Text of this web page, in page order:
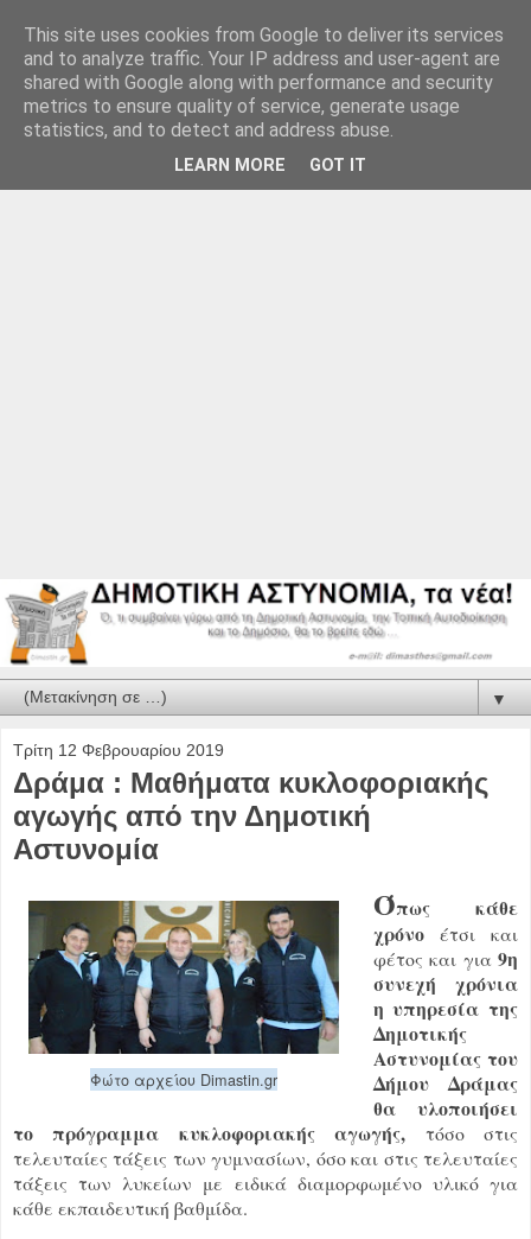
▼
Τρίτη 12 Φεβρουαρίου 2019
Δράμα : Μαθήματα κυκλοφοριακής
αγωγής από την Δημοτική
Αστυνομία
Φώτο αρχείου Dimastin.gr
Όπως κάθε
χρόνοέτσι και
φέτος και για 9η
συνεχή χρόνια
η υπηρεσία της
Δημοτικής
Αστυνομίας του
Δήμου Δράμας
θα υλοποιήσει
το πρόγραμμα κυκλοφοριακής αγωγής, τόσο στις
τελευταίες τάξεις των γυμνασίων, όσο και στις τελευταίες
τάξεις των λυκείων με ειδικά διαμορφωμένο υλικό για
κάθε εκπαιδευτική βαθμίδα.
This site uses cookies from Google to deliver its services
and to analyze traffic. Your IP address and user-agent are
shared with Google along with performance and security
metrics to ensure quality of service, generate usage
statistics, and to detect and address abuse.
LEARN MORE GOT IT